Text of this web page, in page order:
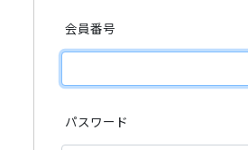
会員番号
パスワード